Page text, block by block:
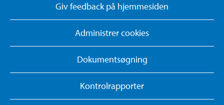
Giv feedback på hjemmesiden
Administrer cookies
Dokumentsøgning
Kontrolrapporter